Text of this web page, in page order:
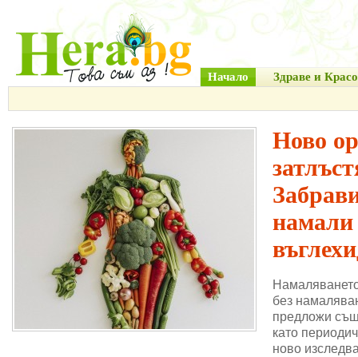
Начало Здраве и
Ново
намали
без
предложи
като
ново